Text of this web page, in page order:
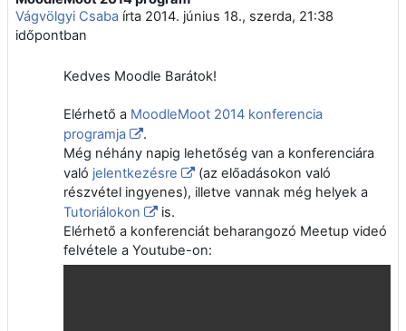
Vágvölgyi Csaba írta 2014. június 18., szerda, 21:38
időpontban
Kedves Moodle Barátok!
Elérhető a MoodleMoot 2014 konferencia
programja
.
Még néhány napig lehetőség van a konferenciára
való jelentkezésre
(az előadásokon való
részvétel ingyenes), illetve vannak még helyek a
Tutoriálokon
is.
Elérhető a konferenciát beharangozó Meetup videó
felvétele a Youtube-on: